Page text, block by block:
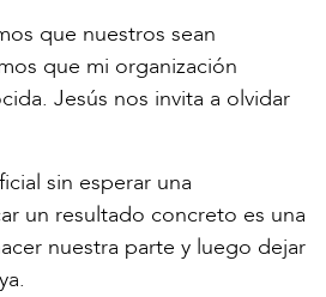
que nuestros sean
que mi organización
Jesús nos invita a olvidar
sin esperar una
un resultado concreto es una
nuestra parte y luego dejar